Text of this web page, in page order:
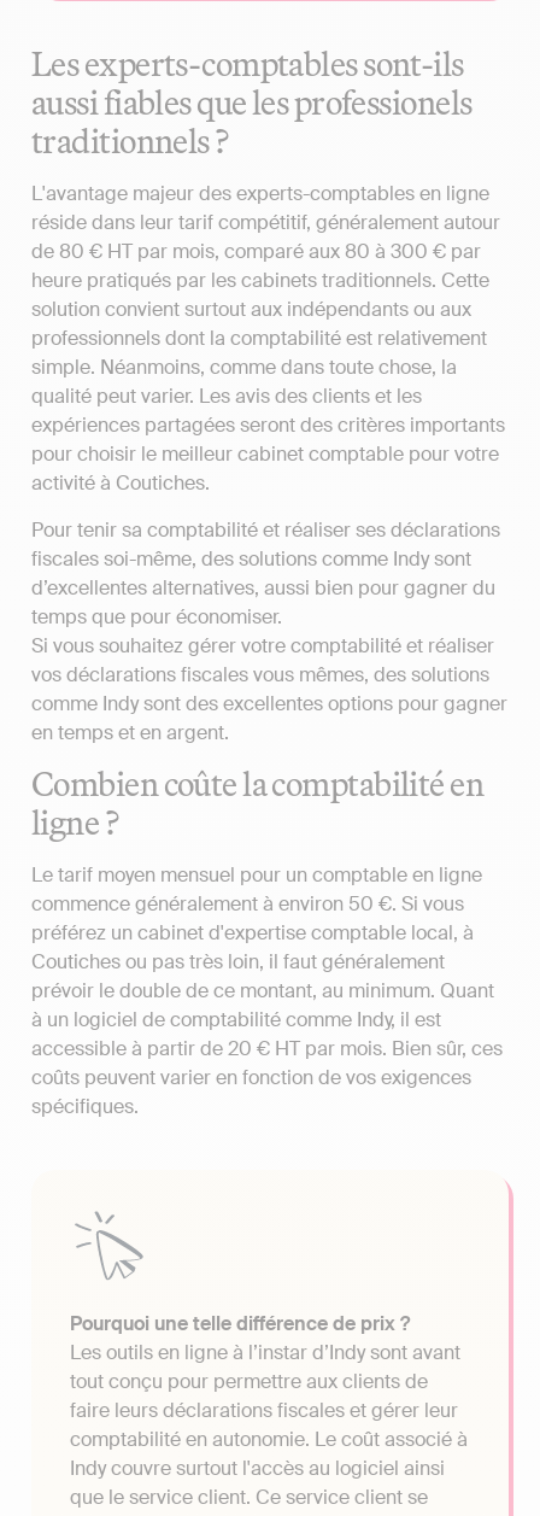
Les experts-comptables sont-ils
aussi fiables que les professionels
traditionnels ?
L'avantage majeur des experts-comptables en ligne
réside dans leur tarif compétitif, généralement autour
de 80 € HT par mois, comparé aux 80 à 300 € par
heure pratiqués par les cabinets traditionnels. Cette
solution convient surtout aux indépendants ou aux
professionnels dont la comptabilité est relativement
simple. Néanmoins, comme dans toute chose, la
qualité peut varier. Les avis des clients et les
expériences partagées seront des critères importants
pour choisir le meilleur cabinet comptable pour votre
activité à Coutiches.
Pour tenir sa comptabilité et réaliser ses déclarations
fiscales soi-même, des solutions comme Indy sont
d’excellentes alternatives, aussi bien pour gagner du
temps que pour économiser.
Si vous souhaitez gérer votre comptabilité et réaliser
vos déclarations fiscales vous mêmes, des solutions
comme Indy sont des excellentes options pour gagner
en temps et en argent.
Combien coûte la comptabilité en
ligne ?
Le tarif moyen mensuel pour un comptable en ligne
commence généralement à environ 50 €. Si vous
préférez un cabinet d'expertise comptable local, à
Coutiches ou pas très loin, il faut généralement
prévoir le double de ce montant, au minimum. Quant
à un logiciel de comptabilité comme Indy, il est
accessible à partir de 20 € HT par mois. Bien sûr, ces
coûts peuvent varier en fonction de vos exigences
spécifiques.
Pourquoi une telle différence de prix ?
Les outils en ligne à l’instar d’Indy sont avant
tout conçu pour permettre aux clients de
faire leurs déclarations fiscales et gérer leur
comptabilité en autonomie. Le coût associé à
Indy couvre surtout l'accès au logiciel ainsi
que le service client. Ce service client se